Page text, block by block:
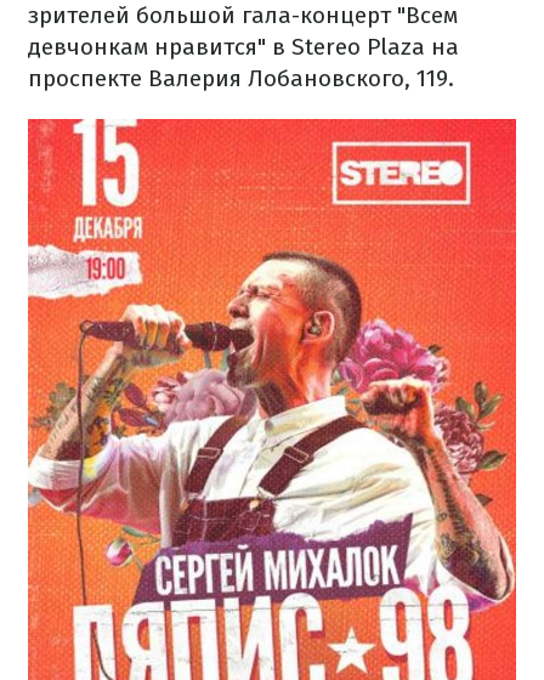
зрителей большой гала-концерт "Всем
девчонкам нравится" в Stereo Plaza на
проспекте Валерия Лобановского, 119.